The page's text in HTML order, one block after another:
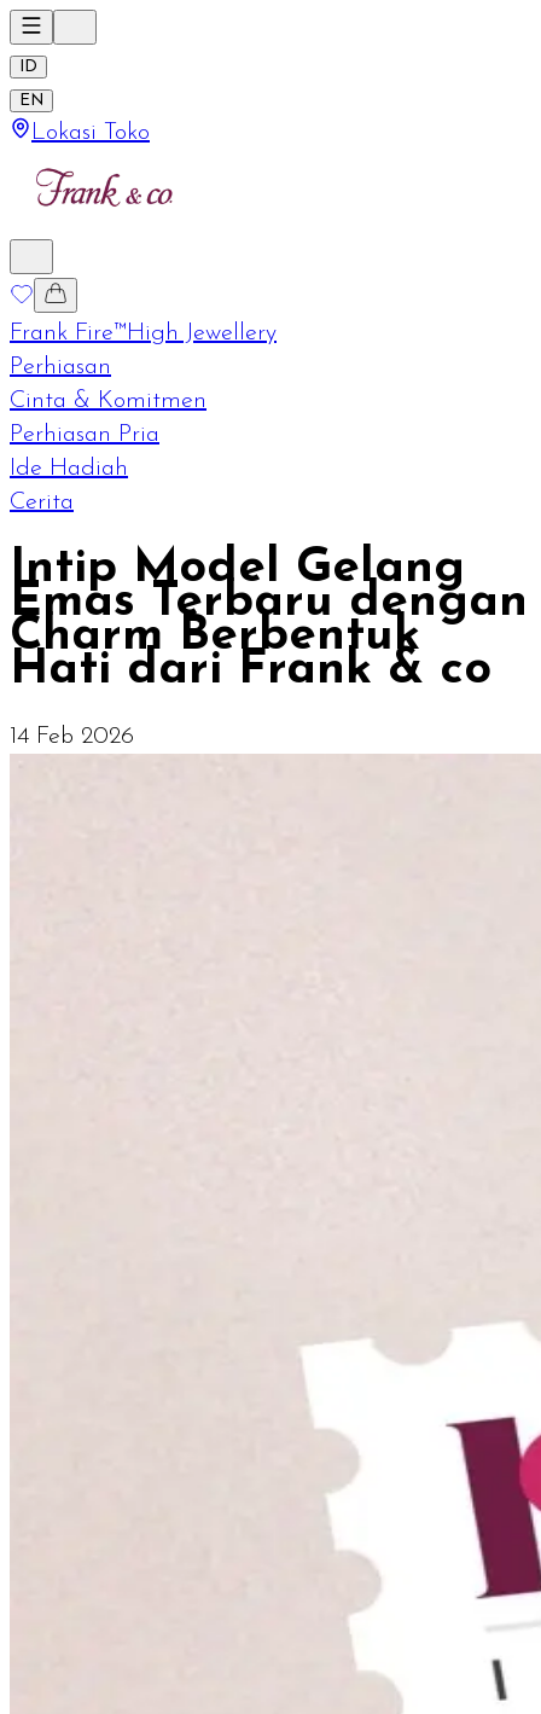
ID
EN
Lokasi Toko
Frank Fire™High Jewellery
Perhiasan
Cinta & Komitmen
Perhiasan Pria
Ide Hadiah
Cerita
Intip Model Gelang
Emas Terbaru dengan
Charm Berbentuk
Hati dari Frank & co
14 Feb 2026